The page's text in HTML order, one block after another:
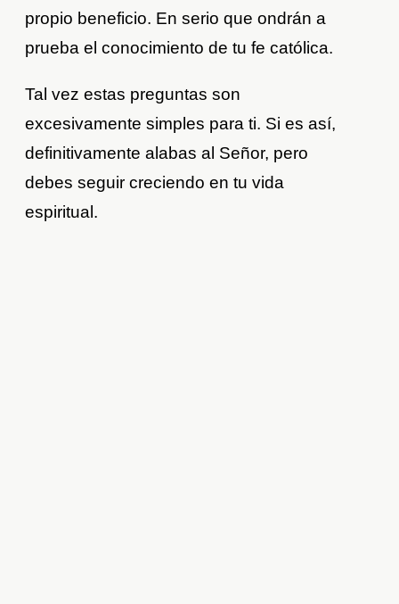
propio beneficio. En serio que ondrán a
prueba el conocimiento de tu fe católica.
Tal vez estas preguntas son
excesivamente simples para ti. Si es así,
definitivamente alabas al Señor, pero
debes seguir creciendo en tu vida
espiritual.